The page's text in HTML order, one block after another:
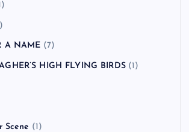
A NAME (7)
HIGH FLYING BIRDS(1)
Scene (1)